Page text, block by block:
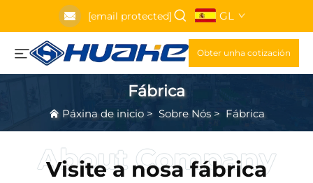
[email protected] GL
Obter unha cotización
Fábrica
Páxina de inicio> Sobre Nós> Fábrica
Visite a nosa fábrica